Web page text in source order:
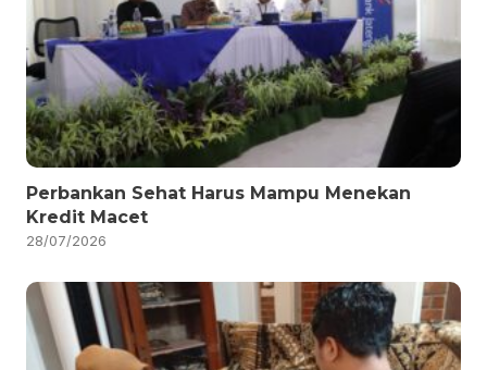
Perbankan Sehat Harus Mampu Menekan
Kredit Macet
28/07/2026